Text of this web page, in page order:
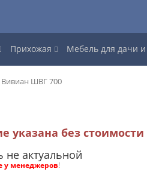
Прихожая Мебель для дачи и
Вивиан ШВГ 700
указана без
актуальной
у менеджеров!